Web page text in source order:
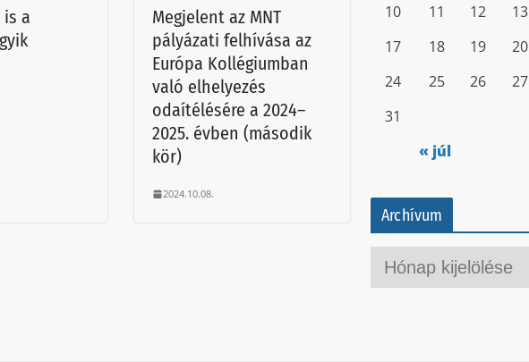
a
Megjelent az MNT
pályázati felhívása az
Európa Kollégiumban
való elhelyezés
odaítélésére a 2024–
2025. évben (második
kör)
2024.10.08.
« júl
10
11 12 13
17
18 19 20
24
25 26 27
31
Archívum
r